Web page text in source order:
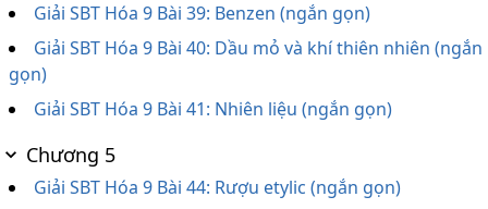
Giải SBT Hóa 9 Bài 39: Benzen (ngắn gọn)
Giải SBT Hóa 9 Bài 40: Dầu mỏ và khí thiên nhiên (ngắn
gọn)
Giải SBT Hóa 9 Bài 41: Nhiên liệu (ngắn gọn)
Chương 5
Giải SBT Hóa 9 Bài 44: Rượu etylic (ngắn gọn)